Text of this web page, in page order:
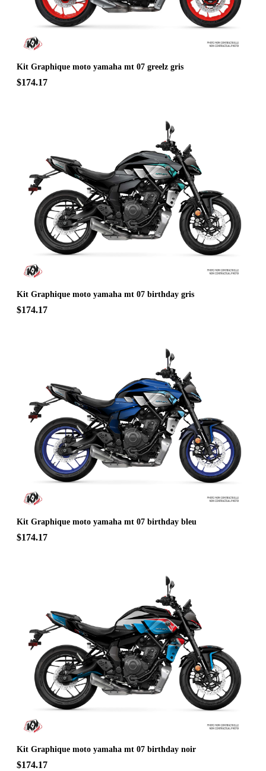
Kit Graphique moto yamaha mt 07 greelz gris
$174.17
Kit Graphique moto yamaha mt 07 birthday gris
$174.17
Kit Graphique moto yamaha mt 07 birthday bleu
$174.17
Kit Graphique moto yamaha mt 07 birthday noir
$174.17